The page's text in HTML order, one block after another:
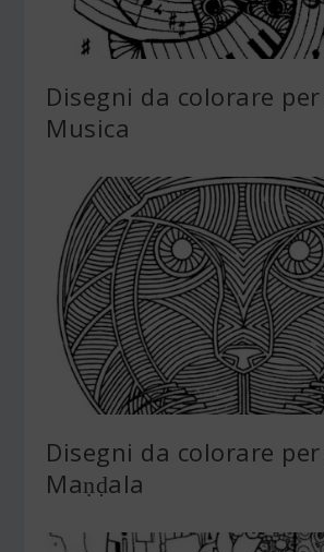
Disegni da colorare
Musica
Disegni da colorare
Maṇḍala